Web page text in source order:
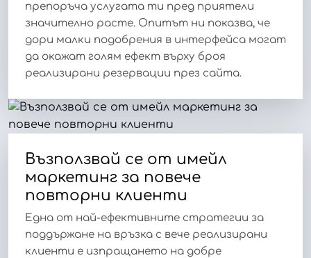
препоръча услугата ти пред приятели
значително расте. Опитът ни показва, че
дори малки подобрения в интерфейса могат
да окажат голям ефект върху броя
реализирани резервации през сайта.
Възползвай се от имейл
маркетинг за повече
повторни клиенти
Една от най-ефективните стратегии за
поддържане на връзка с вече реализирани
клиенти е изпращането на добре